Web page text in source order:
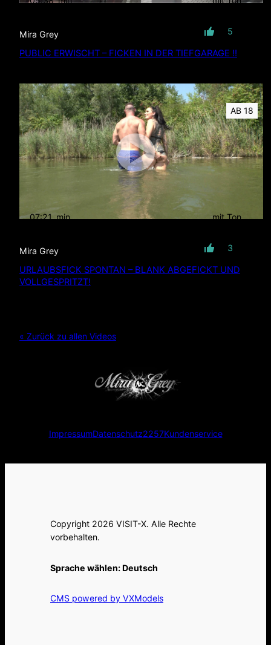
Mira Grey 5
PUBLIC ERWISCHT – FICKEN IN DER TIEFGARAGE !!
AB 18
07:21 min mit Ton
Mira Grey 3
URLAUBSFICK SPONTAN – BLANK ABGEFICKT UND
VOLLGESPRITZT!
« Zurück zu allen Videos
ImpressumDatenschutz2257Kundenservice
Copyright 2026 VISIT-X. Alle Rechte
vorbehalten.
Sprache wählen:Deutsch
CMS powered by VXModels